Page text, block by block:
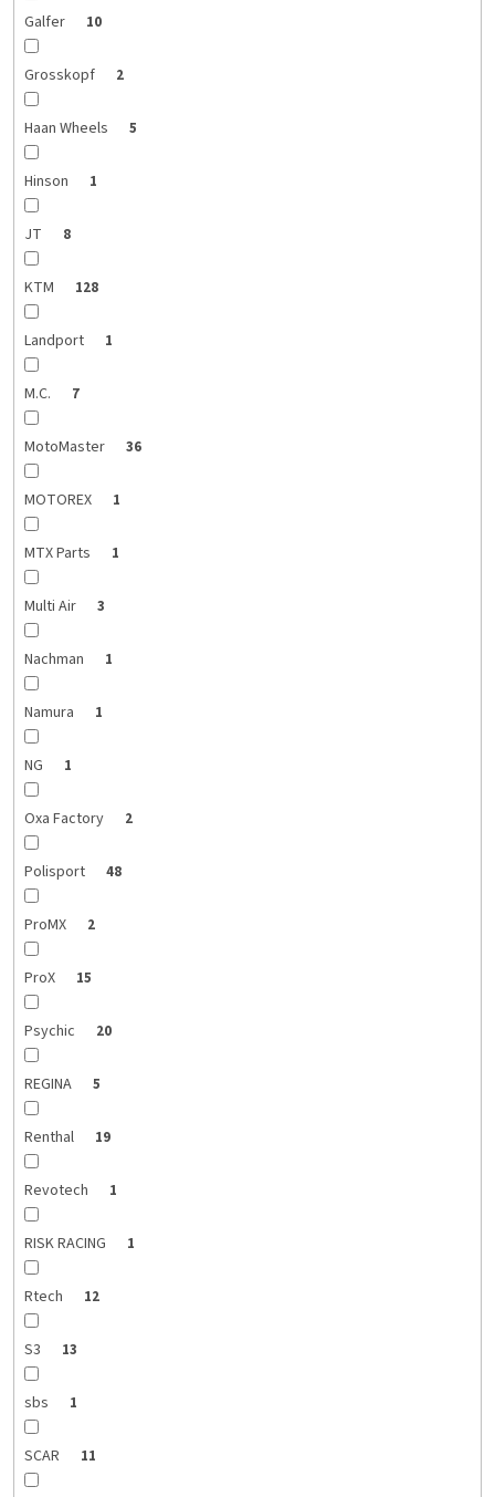
Galfer 10
Grosskopf 2
Haan Wheels 5
Hinson 1
JT 8
KTM 128
Landport 1
M.C. 7
MotoMaster 36
MOTOREX 1
MTX Parts 1
Multi Air 3
Nachman 1
Namura 1
NG 1
Oxa Factory 2
Polisport 48
ProMX 2
ProX 15
Psychic 20
REGINA 5
Renthal 19
Revotech 1
RISK RACING 1
Rtech 12
S3 13
sbs 1
SCAR 11